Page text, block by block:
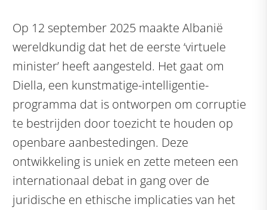
Op 12 september 2025 maakte Albanië
wereldkundig dat het de eerste ‘virtuele
minister’ heeft aangesteld. Het gaat om
Diella, een kunstmatige-intelligentie-
programma dat is ontworpen om corruptie
te bestrijden door toezicht te houden op
openbare aanbestedingen. Deze
ontwikkeling is uniek en zette meteen een
internationaal debat in gang over de
juridische en ethische implicaties van het